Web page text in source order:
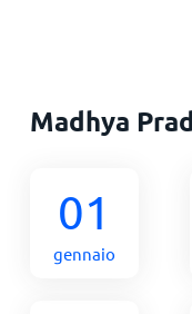
Madhya
01
gennaio